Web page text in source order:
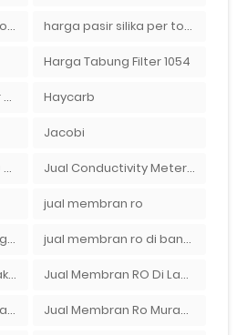
harga pasir silica per ton per kg harga pasir silika per ton per kg
Harga Tabung Filter 1054
Harga Tabung Filter Air Sumur Haycarb
Jacobi
Jaul Membran Ro 2000 GPD Harga Murah Jual Conductivity Meter Lutron
jual membran ro
jual membran ro 2000 gpd murah jual membran ro di bandung
Jual Membran RO Di Jakarta Selatan Jual Membran RO Di Lampung
jual membran ro di surabaya Jual Membran Ro Murah : 082140002080